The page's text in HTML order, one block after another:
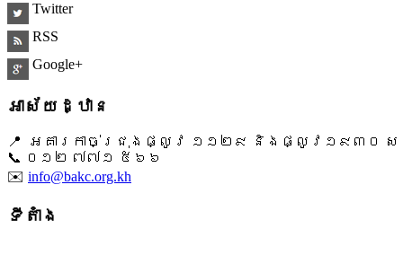
Twitter
RSS
Google+
អាស័យដ្ឋាន
📍 អគារកាច់ជ្រុងផ្លូវ ១១២៩ និងផ្លូវ១៩៣០ ស
📞 ​០១២ ៧៧១ ៥៦៦
✉️ info@bakc.org.kh
ទីតាំង